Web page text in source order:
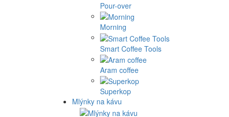
Pour-over
Morning
Smart Coffee Tools
Aram coffee
Superkop
Mlýnky na kávu